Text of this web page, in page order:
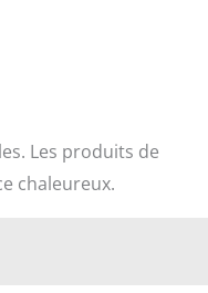
Les produits de
chaleureux.